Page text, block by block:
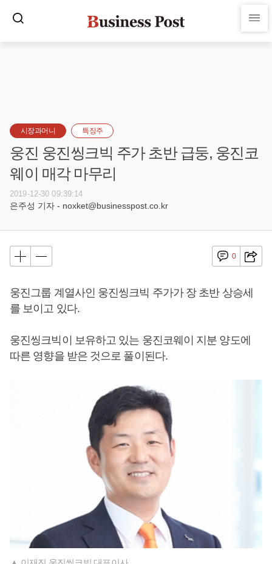
시장과머니 특징주
웅진 웅진씽크빅 주가 초반 급둥, 웅진코
웨이 매각 마무리
2019-12-30 09:39:14
은주성 기자 - noxket@businesspost.co.kr
0
웅진그룹 계열사인 웅진씽크빅 주가가 장 초반 상승세
를 보이고 있다.
웅진씽크빅이 보유하고 있는 웅진코웨이 지분 양도에
따른 영향을 받은 것으로 풀이된다.